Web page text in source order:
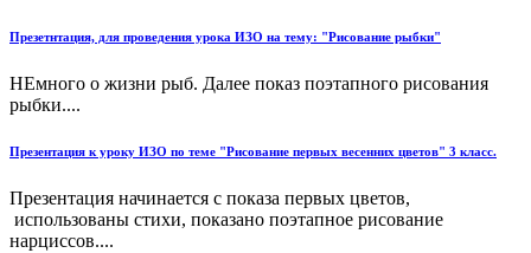
Презетнтация, для проведения урока ИЗО на тему: "Рисование рыбки"
НЕмного о жизни рыб. Далее показ поэтапного рисования
рыбки....
Презентация к уроку ИЗО по теме "Рисование первых весенних цветов" 3 класс.
Презентация начинается с показа первых цветов,
использованы стихи, показано поэтапное рисование
нарциссов....